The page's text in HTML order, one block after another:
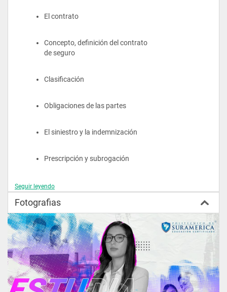
El contrato
Concepto, definición del contrato
de seguro
Clasificación
Obligaciones de las partes
El siniestro y la indemnización
Prescripción y subrogación
Prescripción y subrogación
Intermediarios de seguros
Características de la
intermediación de seguros
Clases de intermediarios de
seguros
Seguir leyendo
Fotografias